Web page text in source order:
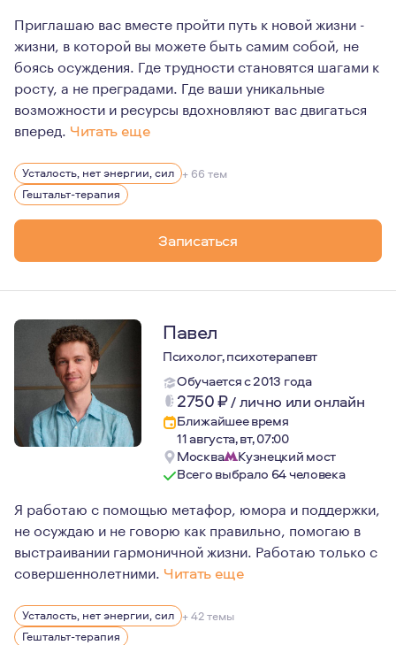
Приглашаю вас вместе пройти путь к новой жизни -
жизни, в которой вы можете быть самим собой, не
боясь осуждения. Где трудности становятся шагами к
росту, а не преградами. Где ваши уникальные
возможности и ресурсы вдохновляют вас двигаться
вперед. Читать еще
Мне 35 лет. Живу в Краснодаре.
У меня есть один ребенок, сын.
Очень люблю путешествия. Есть опыт горных
Психология для меня сейчас - это образ жизни и
Начало практики - 2020 год.
Одними из самых важных принципов моей работы
Усталость, нет энергии, сил + 66 тем
Гештальт-терапия
Записаться
Павел
Психолог, психотерапевт
Обучается с 2013 года
2750₽/лично или онлайн
Ближайшее время
11 августа, вт, 07:00
Москва
Кузнецкий мост
Всего выбрало 64 человека
Я работаю с помощью метафор, юмора и поддержки,
не осуждаю и не говорю как правильно, помогаю в
выстраивании гармоничной жизни. Работаю только с
совершеннолетними. Читать еще
Мой путь в профессии берёт начало из клиентского
В 23 года я работал по первому торговому
Усталость, нет энергии, сил + 42 темы
Гештальт-терапия